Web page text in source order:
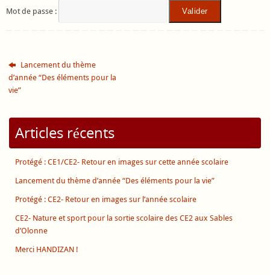
Mot de passe :
Lancement du thème
d’année “Des éléments pour la
vie”
Articles récents
Protégé : CE1/CE2- Retour en images sur cette année scolaire
Lancement du thème d’année “Des éléments pour la vie”
Protégé : CE2- Retour en images sur l’année scolaire
CE2- Nature et sport pour la sortie scolaire des CE2 aux Sables
d’Olonne
Merci HANDIZAN !